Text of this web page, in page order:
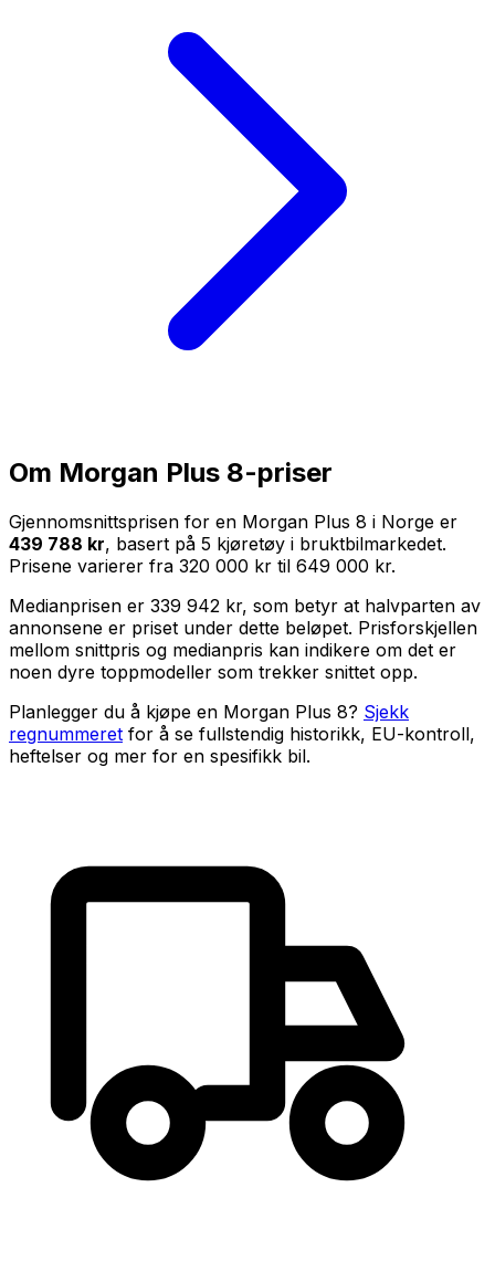
Om Morgan Plus 8-priser
Gjennomsnittsprisen for en Morgan Plus 8 i Norge er
439 788 kr, basert på 5 kjøretøy i bruktbilmarkedet.
Prisene varierer fra 320 000 kr til 649 000 kr.
Medianprisen er 339 942 kr, som betyr at halvparten av
annonsene er priset under dette beløpet. Prisforskjellen
mellom snittpris og medianpris kan indikere om det er
noen dyre toppmodeller som trekker snittet opp.
Planlegger du å kjøpe en Morgan Plus 8? Sjekk
regnummeret for å se fullstendig historikk, EU-kontroll,
heftelser og mer for en spesifikk bil.